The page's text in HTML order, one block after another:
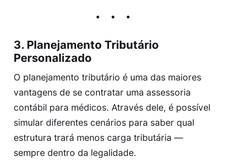
3. Planejamento Tributário
Personalizado
O planejamento tributário é uma das maiores
vantagens de se contratar uma assessoria
contábil para médicos. Através dele, é possível
simular diferentes cenários para saber qual
estrutura trará menos carga tributária —
sempre dentro da legalidade.